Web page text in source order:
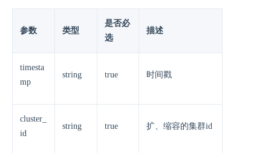
参数 类型
是否必
选
描述
timesta
mp
string true 时间戳
cluster_
id
string true 扩、缩容的集群id